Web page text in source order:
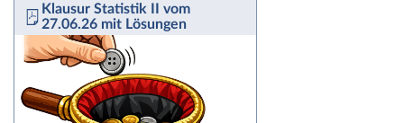
Klausur Statistik II vom
27.06.26 mit Lösungen